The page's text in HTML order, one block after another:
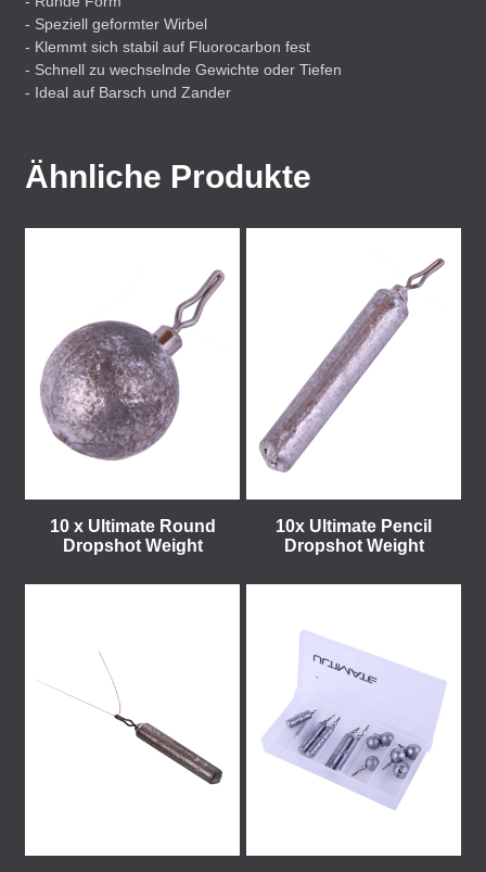
- Speziell geformter Wirbel
- Klemmt sich stabil auf Fluorocarbon fest
- Schnell zu wechselnde Gewichte oder Tiefen
- Ideal auf Barsch und Zander
Ähnliche Produkte
10 x Ultimate Round
Dropshot Weight
10x Ultimate Pencil
Dropshot Weight